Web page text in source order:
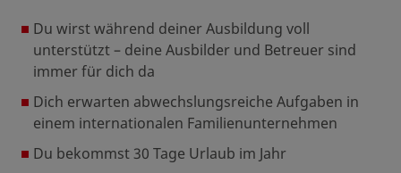
Du wirst während deiner Ausbildung voll
unterstützt – deine Ausbilder und Betreuer sind
immer für dich da
Dich erwarten abwechslungsreiche Aufgaben in
einem internationalen Familienunternehmen
Du bekommst 30 Tage Urlaub im Jahr